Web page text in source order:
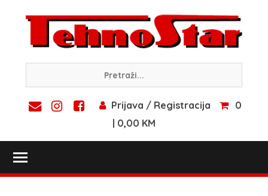
content
Prijava / Registracija
0
| 0,00 KM